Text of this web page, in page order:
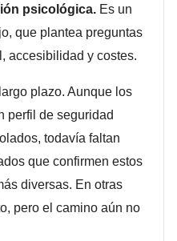
psicológica. Es un
que plantea preguntas
accesibilidad y costes.
plazo. Aunque los
perfil de seguridad
todavía faltan
que confirmen estos
diversas. En otras
pero el camino aún no